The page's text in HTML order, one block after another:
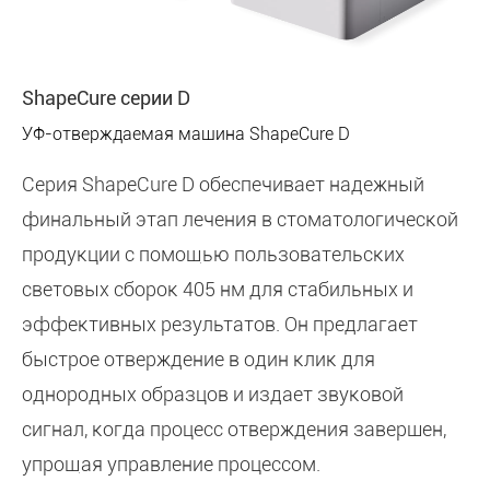
ShapeCure серии D
УФ-отверждаемая машина ShapeCure D
Серия ShapeCure D обеспечивает надежный
финальный этап лечения в стоматологической
продукции с помощью пользовательских
световых сборок 405 нм для стабильных и
эффективных результатов. Он предлагает
быстрое отверждение в один клик для
однородных образцов и издает звуковой
сигнал, когда процесс отверждения завершен,
упрощая управление процессом.